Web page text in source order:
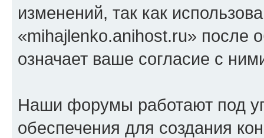
изменений, так как
«mihajlenko.anihost.ru» после
означает ваше согласие с
Наши форумы работают под
обеспечения для создания